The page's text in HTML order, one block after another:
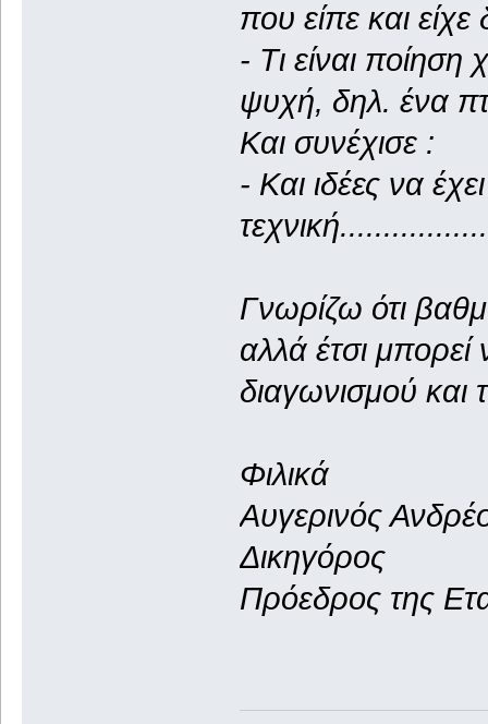
που είπε και είχε
- Τι είναι
ψυχή, δηλ. ένα
Και συνέχισε :
- Και ιδέες να
Γνωρίζω ότι
αλλά έτσι
διαγωνισμού και
Φιλικά
Αυγερινός
Δικηγόρος
Πρόεδρος της